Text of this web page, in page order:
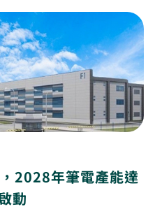
2028年筆電產能達
動